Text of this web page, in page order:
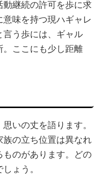
継続の許可を歩に求
味を持つ現ハギャレ
言う歩には、ギャル
。ここにも少し距離
いの丈を語ります。
の立ち位置は異なれ
ものがあります。どの
ょう。